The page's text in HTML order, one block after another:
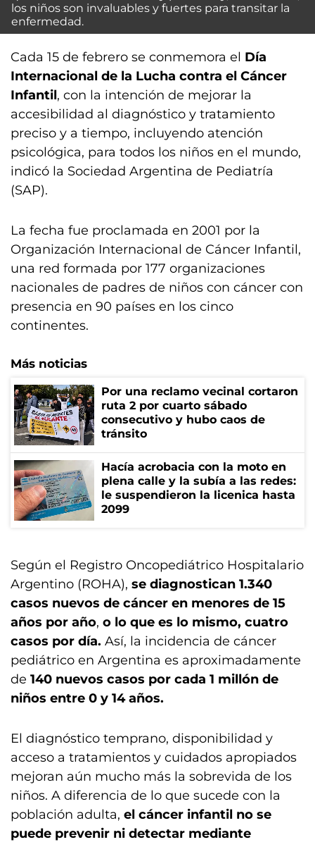
los niños son invaluables y fuertes para transitar la
enfermedad.
Cada 15 de febrero se conmemora el Día
Internacional de la Lucha contra el Cáncer
Infantil, con la intención de mejorar la
accesibilidad al diagnóstico y tratamiento
preciso y a tiempo, incluyendo atención
psicológica, para todos los niños en el mundo,
indicó la Sociedad Argentina de Pediatría
(SAP).
La fecha fue proclamada en 2001 por la
Organización Internacional de Cáncer Infantil,
una red formada por 177 organizaciones
nacionales de padres de niños con cáncer con
presencia en 90 países en los cinco
continentes.
Más noticias
Por una reclamo vecinal cortaron
ruta 2 por cuarto sábado
consecutivo y hubo caos de
tránsito
Hacía acrobacia con la moto en
plena calle y la subía a las redes:
le suspendieron la licenica hasta
2099
Según el Registro Oncopediátrico Hospitalario
Argentino (ROHA), se diagnostican 1.340
casos nuevos de cáncer en menores de 15
años por año, o lo que es lo mismo, cuatro
casos por día. Así, la incidencia de cáncer
pediátrico en Argentina es aproximadamente
de 140 nuevos casos por cada 1 millón de
niños entre 0 y 14 años.
El diagnóstico temprano, disponibilidad y
acceso a tratamientos y cuidados apropiados
mejoran aún mucho más la sobrevida de los
niños. A diferencia de lo que sucede con la
población adulta, el cáncer infantil no se
puede prevenir ni detectar mediante